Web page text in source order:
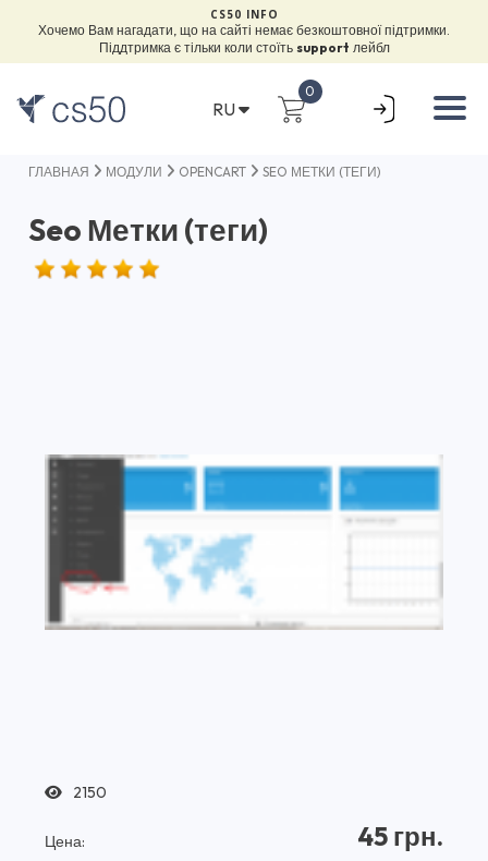
CS50 INFO
Хочемо Вам нагадати, що на сайті немає безкоштовної підтримки.
Піддтримка є тільки коли стоїть support лейбл
RU
0
ГЛАВНАЯ МОДУЛИ OPENCART SEO МЕТКИ (ТЕГИ)
Seo Метки (теги)
2150
Цена: 45 грн.